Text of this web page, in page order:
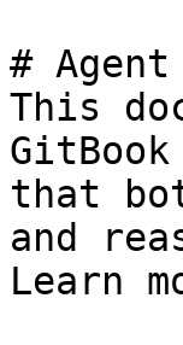
#
This
that
and
Learn